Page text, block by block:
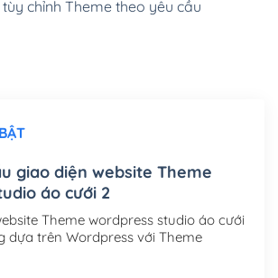
Mail cho site Wordpress(+100,000₫)
miền
tế .com .net .org (1 năm)
Nam .vn (1 năm)
SSD (1 năm)(+450,000₫)
tùy chỉnh Theme theo yêu cầu
giao diện website Theme
áo cưới 2
Theme wordpress studio áo cưới
dựa trên Wordpress với Theme